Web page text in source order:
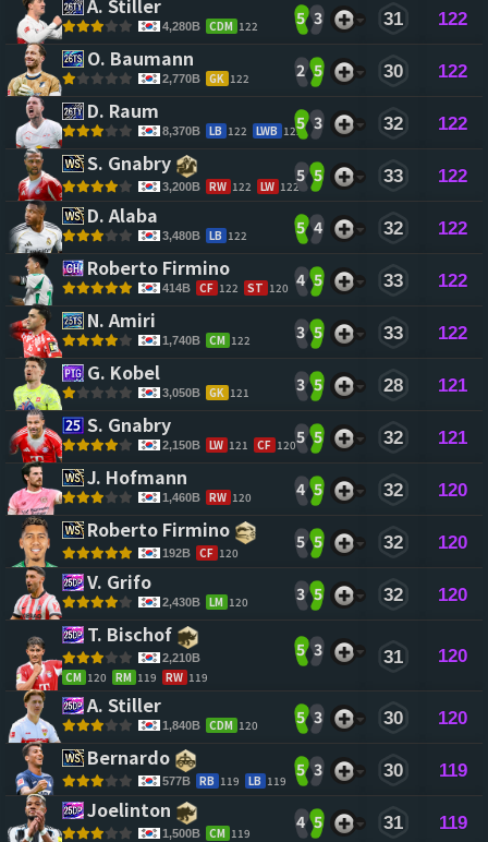
A. Stiller
4,280B CDM 122 5 3 31 122
O. Baumann
2,770B GK 122 2 5 30 122
D. Raum
8,370B LB 122 LWB 1225 3 32 122
S. Gnabry
3,200B RW 122 LW 122
5 5 33 122
D. Alaba
3,480B LB 122 5 4 32 122
Roberto Firmino
414B CF 122 ST 120 4 5 33 122
N. Amiri
1,740B CM 122 3 5 33 122
G. Kobel
3,050B GK 121 3 5 28 121
S. Gnabry
2,150B LW 121 CF 1205 5 32 121
J. Hofmann
1,460B RW 120 4 5 32 120
Roberto Firmino
192B CF 120
5 5 32 120
V. Grifo
2,430B LM 120 3 5 32 120
T. Bischof
2,210B
CM 120 RM 119 RW 119
5 3 31 120
A. Stiller
1,840B CDM 120 5 3 30 120
Bernardo
577B RB 119 LB 119
5 3 30 119
Joelinton
1,500B CM 119
4 5 31 119